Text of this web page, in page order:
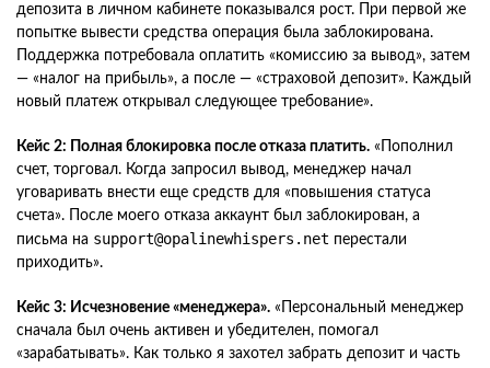
депозита в личном кабинете показывался рост. При первой же
попытке вывести средства операция была заблокирована.
Поддержка потребовала оплатить «комиссию за вывод», затем
— «налог на прибыль», а после — «страховой депозит». Каждый
новый платеж открывал следующее требование».
Кейс 2: Полная блокировка после отказа платить. «Пополнил
счет, торговал. Когда запросил вывод, менеджер начал
уговаривать внести еще средств для «повышения статуса
счета». После моего отказа аккаунт был заблокирован, а
письма на support@opalinewhispers.net перестали
приходить».
Кейс 3: Исчезновение «менеджера». «Персональный менеджер
сначала был очень активен и убедителен, помогал
«зарабатывать». Как только я захотел забрать депозит и часть